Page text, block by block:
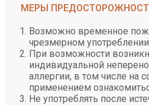
МЕРЫ
Возможно временное
чрезмерном употреблении
При возможности
индивидуальной
аллергии, в том числе на
применением
Не употреблять после